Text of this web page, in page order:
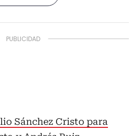
Sánchez Cristo para